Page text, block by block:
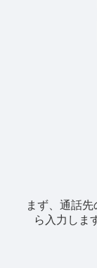
まず、通話
ら入力しま